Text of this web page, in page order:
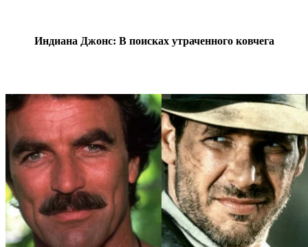
Индиана Джонс: В поисках утраченного ковчега